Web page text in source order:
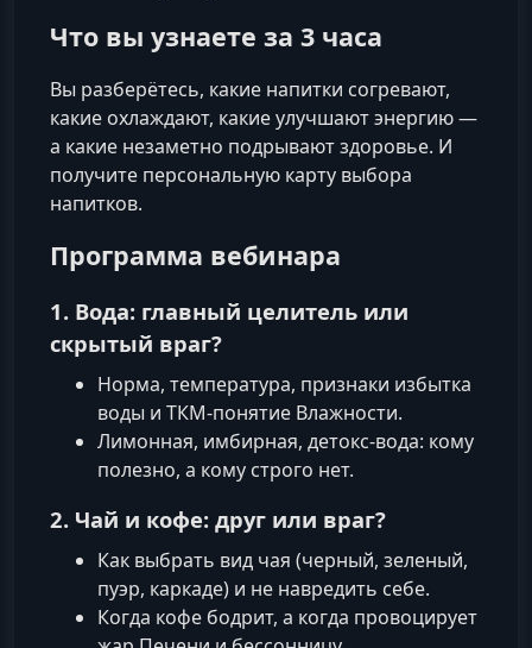
Что вы узнаете за 3 часа
Вы разберётесь, какие напитки согревают,
какие охлаждают, какие улучшают энергию —
а какие незаметно подрывают здоровье. И
получите персональную карту выбора
напитков.
Программа вебинара
1. Вода: главный целитель или
скрытый враг?
Норма, температура, признаки избытка
воды и ТКМ-понятие Влажности.
Лимонная, имбирная, детокс-вода: кому
полезно, а кому строго нет.
2. Чай и кофе: друг или враг?
Как выбрать вид чая (черный, зеленый,
пуэр, каркаде) и не навредить себе.
Когда кофе бодрит, а когда провоцирует